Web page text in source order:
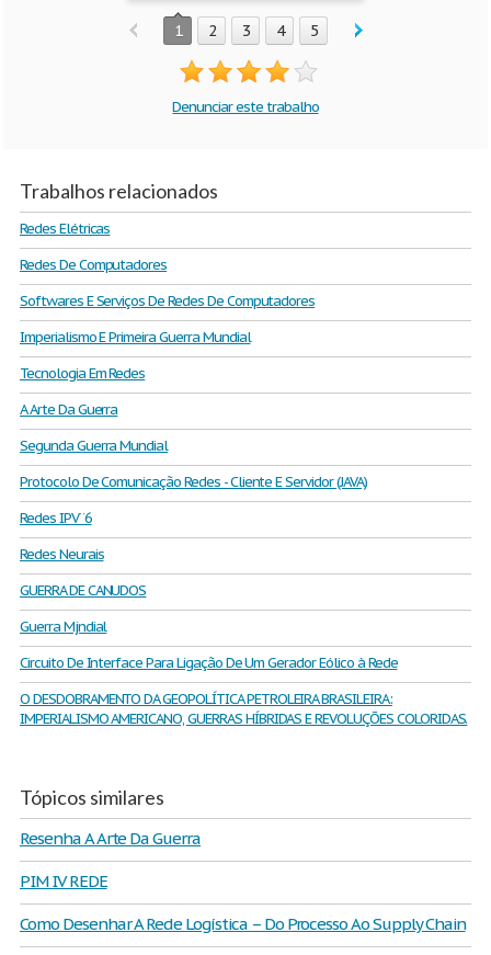
1 2 3 4 5
Denunciar este trabalho
Trabalhos relacionados
Redes Elétricas
Redes De Computadores
Softwares E Serviços De Redes De Computadores
Imperialismo E Primeira Guerra Mundial
Tecnologia Em Redes
A Arte Da Guerra
Segunda Guerra Mundial
Protocolo De Comunicação Redes - Cliente E Servidor (JAVA)
Redes IPV¨6
Redes Neurais
GUERRA DE CANUDOS
Guerra Mjndial
Circuito De Interface Para Ligação De Um Gerador Eólico à Rede
O DESDOBRAMENTO DA GEOPOLÍTICA PETROLEIRA BRASILEIRA:
IMPERIALISMO AMERICANO, GUERRAS HÍBRIDAS E REVOLUÇÕES COLORIDAS.
Tópicos similares
Resenha A Arte Da Guerra
PIM IV REDE
Como Desenhar A Rede Logística – Do Processo Ao Supply Chain